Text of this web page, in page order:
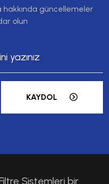
hakkında güncellemeler
olun
KAYDOL
Sistemleri bir